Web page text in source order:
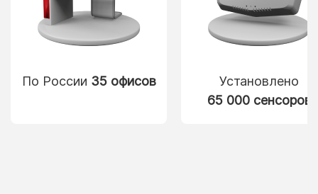
По России 35 офисов
Установлено
65 000 сенсоров